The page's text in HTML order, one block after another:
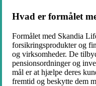
Hvad er formålet
Formålet med Skandia
forsikringsprodukter og
og virksomheder. De
pensionsordninger og
mål er at hjælpe deres
fremtid og beskytte dem